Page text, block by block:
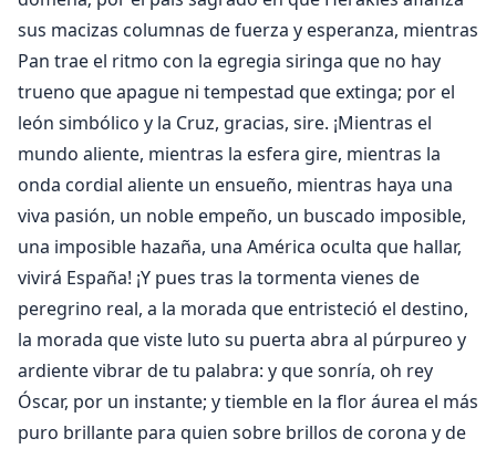
sus macizas columnas de fuerza y esperanza, mientras
Pan trae el ritmo con la egregia siringa que no hay
trueno que apague ni tempestad que extinga; por el
león simbólico y la Cruz, gracias, sire. ¡Mientras el
mundo aliente, mientras la esfera gire, mientras la
onda cordial aliente un ensueño, mientras haya una
viva pasión, un noble empeño, un buscado imposible,
una imposible hazaña, una América oculta que hallar,
vivirá España! ¡Y pues tras la tormenta vienes de
peregrino real, a la morada que entristeció el destino,
la morada que viste luto su puerta abra al púrpureo y
ardiente vibrar de tu palabra: y que sonría, oh rey
Óscar, por un instante; y tiemble en la flor áurea el más
puro brillante para quien sobre brillos de corona y de